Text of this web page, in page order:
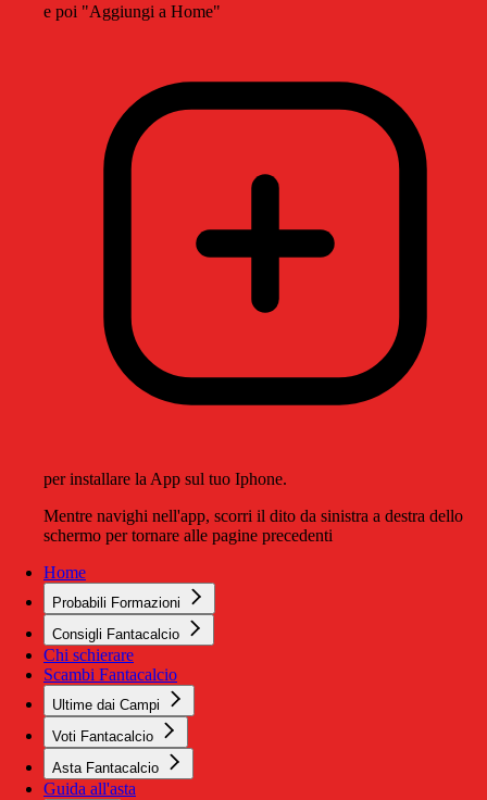
e poi "Aggiungi a Home"
per installare la App sul tuo Iphone.
Mentre navighi nell'app, scorri il dito da sinistra a destra dello
schermo per tornare alle pagine precedenti
Home
Probabili Formazioni
Consigli Fantacalcio
Chi schierare
Scambi Fantacalcio
Ultime dai Campi
Voti Fantacalcio
Asta Fantacalcio
Guida all'asta